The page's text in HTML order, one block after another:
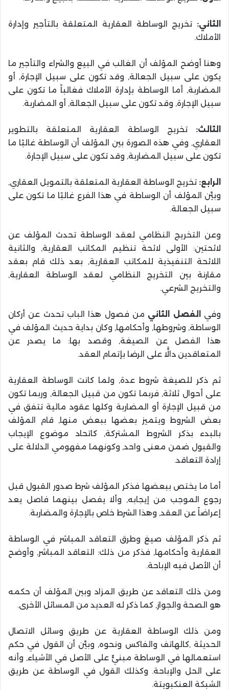
الثاني: تخريج الوساطة العقارية المتعلقة بالتأجير وإدارة
الأملاك.
وهنا أوضح المؤلف أن الغالب في البيع والشراء والتأجير ما
يكون على سبيل الجعالة, وقد تكون على سبيل الإجارة, أو
المضاربة, أما الوساطة بإدارة الأملاك فغالباً ما تكون على
سبيل الإجارة, وقد تكون على سبيل الجعالة, أو المضاربة.
الثالث: تخريج الوساطة العقارية المتعلقة بالتطوير
العقاري, وفي هذه الصورة بين المؤلف أن الوساطة غالبًا ما
تكون على سبيل المضاربة, وقد تكون على سبيل الإجارة.
الرابع: تخريج الوساطة العقارية المتعلقة بالتمويل العقاري,
وبيَّن المؤلف أن الوساطة في هذا الفرع غالبًا ما تكون على
سبيل الجعالة.
وعن التخريج النظامي لعقد الوساطة تحدث المؤلف عن
لائحتين: الأولى لائحة تنظيم المكاتب العقارية, والثانية
اللائحة التنفيذية للمكاتب العقارية, بعد ذلك قام بعقد
مقارنة بين التخريج النظامي لعقد الوساطة العقارية,
والتخريج الشرعي.
وفي الفصل الثاني من فصول هذا الباب تحدث عن أركان
الوساطة, وشروطها, وأحكامها, وكان بداية حديث المؤلف في
هذا الفصل عن الصيغة, وقصد بها: ما يصدر عن
المتعاقدين دالًّا على الرضا بإتمام العقد.
ثم ذكر للصيغة شروط عدة, ولما كانت الوساطة العقارية
على أحوال ثلاثة, فربما تكون من قبيل الجعالة, وربما تكون
من قبيل الإجارة أو المضاربة وكلها عقود مالية تتفق في
بعض الشروط ويتميز بعضها ببعض منها, قام المؤلف
بالبدء بذكر الشروط المشتركة, كاتحاد موضوع الإيجاب
والقبول ضمن معنى واحد, وكونهما مفهومي الدلالة على
إرادة التعاقد.
أما ما يختص ببعضها فذكر المؤلف شرط صدور القبول قبل
رجوع الموجب من إيجابه, وألا يفصل بينهما فاصل يعد
إعراضاً عن العقد, وهذا الشرط خاص بالإجارة والمضاربة.
ثم ذكر المؤلف صيغ وطرق التعاقد المباشر في الوساطة
العقارية وأحكامها, فذكر من ذلك: التعاقد المباشر, وأوضح
أن الأصل فيه الإباحة.
ومن ذلك التعاقد عن طريق المزاد وبين المؤلف أن حكمه
هو الصحة والجواز, كما ذكر له العديد من المسائل الأخرى.
ومن ذلك الوساطة العقارية عن طريق وسائل الاتصال
الحديثة ,كالهاتف والفاكس ونحوه, وبيَّن أن القول في حكم
استعمالها في الوساطة مبنيٌّ على الأصل في الأشياء, وأنه
على الحل والإباحة. وكذلك القول في الوساطة عن طريق
الشبكة العنكبويتة.